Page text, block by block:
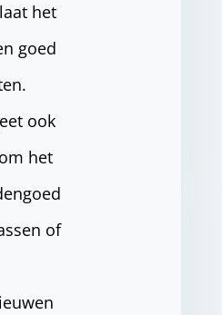
het
goed
ook
het
of